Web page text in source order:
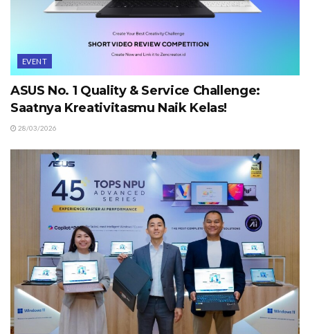
EVENT
ASUS No. 1 Quality & Service Challenge:
Saatnya Kreativitasmu Naik Kelas!
28/03/2026